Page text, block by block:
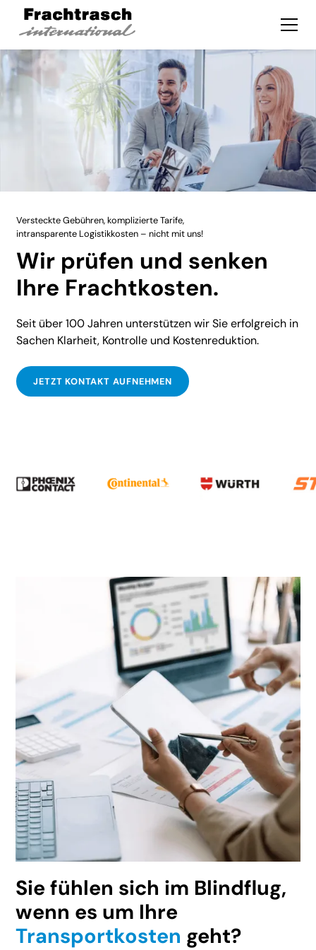
Versteckte Gebühren, komplizierte Tarife,
intransparente Logistikkosten – nicht mit uns!
Wir prüfen und senken
Ihre Frachtkosten.
Seit über 100 Jahren unterstützen wir Sie erfolgreich in
Sachen Klarheit, Kontrolle und Kostenreduktion.
JETZT KONTAKT AUFNEHMEN
Sie fühlen sich im Blindflug,
wenn es um Ihre
Transportkosten geht?